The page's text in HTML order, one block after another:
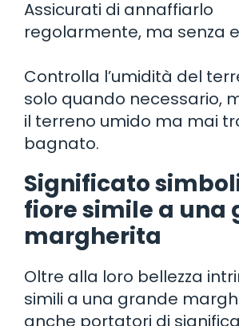
Assicurati di annaffiarlo
regolarmente, ma senza
Controlla l’umidità del
solo quando necessario,
il terreno umido ma mai
bagnato.
Significato
fiore simile a una
margherita
Oltre alla loro bellezza
simili a una grande
anche portatori di